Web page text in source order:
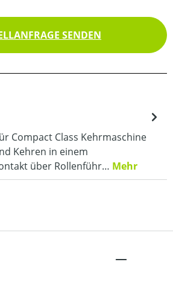
SENDEN
Compact Class Kehrmaschine
Kehren in einem
über Rollenführ… Mehr